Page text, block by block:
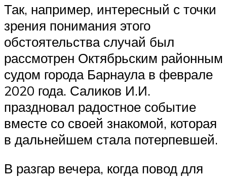
Так, например, интересный с точки
зрения понимания этого
обстоятельства случай был
рассмотрен Октябрьским районным
судом города Барнаула в феврале
2020 года. Саликов И.И.
праздновал радостное событие
вместе со своей знакомой, которая
в дальнейшем стала потерпевшей.
В разгар вечера, когда повод для